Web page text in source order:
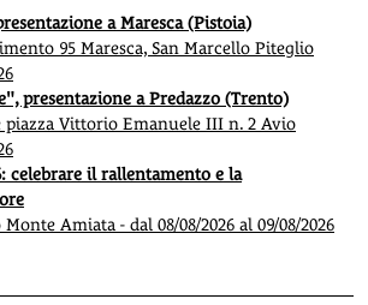
a Maresca (Pistoia)
95 Maresca, San Marcello Piteglio
presentazione a Predazzo (Trento)
piazza Vittorio Emanuele III n. 2 Avio
celebrare il rallentamento e la
Amiata - dal 08/08/2026 al 09/08/2026